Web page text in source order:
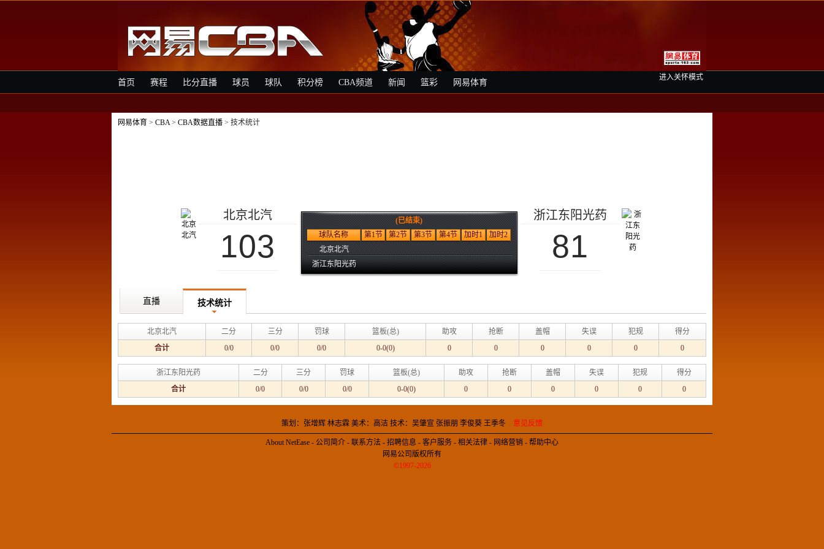
进入关怀模式
首页 赛程 比分直播 球员 球队 积分榜 CBA频道 新闻 篮彩 网易体育
网易体育 > CBA> CBA数据直播 > 技术统计
北京北汽
103
(已结束)
球队名称
第1节 第2节 第3节 第4节 加时1
加时2
北京北汽
浙江东阳光药
浙江东阳光药
81
直播 技术统计
北京北汽 二分 三分 罚球 篮板(总) 助攻 抢断 盖帽 失误 犯规
得分
合计
0/0 0/0 0/0 0-0(0) 0 0 0 0 0 0
浙江东阳光药 二分 三分 罚球 篮板(总) 助攻 抢断 盖帽 失误 犯规
得分
合计
0/0 0/0 0/0 0-0(0) 0 0 0 0 0 0
策划：张增辉 林志霖 美术：高洁 技术：吴肇宣 张振朋 李俊葵 王季冬 意见反馈
About NetEase - 公司简介 - 联系方法 - 招聘信息 - 客户服务 - 相关法律 - 网络营销 - 帮助中心
网易公司版权所有
©1997-2026